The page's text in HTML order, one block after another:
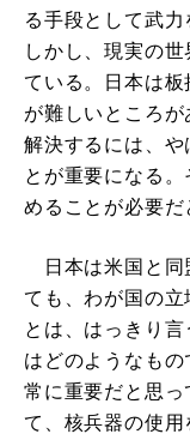
る手段として武力
しかし、現実の
ている。日本は
が難しいところ
解決するには、や
とが重要になる
めることが必要だ
日本は米国と同
ても、わが国の立
とは、はっきり
はどのようなも
常に重要だと思
て、核兵器の使用